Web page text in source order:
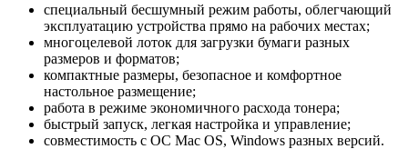
специальный бесшумный режим работы, облегчающий
эксплуатацию устройства прямо на рабочих местах;
многоцелевой лоток для загрузки бумаги разных
размеров и форматов;
компактные размеры, безопасное и комфортное
настольное размещение;
работа в режиме экономичного расхода тонера;
быстрый запуск, легкая настройка и управление;
совместимость с ОС Mac OS, Windows разных версий.